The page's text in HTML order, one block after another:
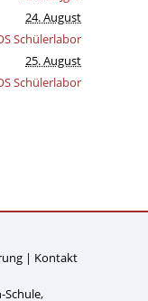
24. August
Schülerlabor
25. August
Schülerlabor
Kontakt